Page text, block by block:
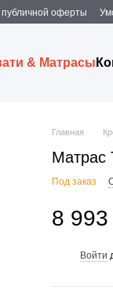
публичной оферты
& Матрасы
Главная
Матрас
Под заказ
8 993
Войти